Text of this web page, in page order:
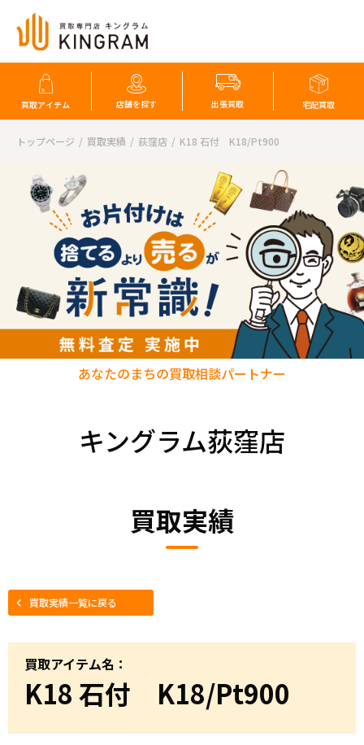
買取アイテム 店舗を探す 出張買取 宅配買取
トップページ 買取実績 荻窪店 K18 石付 K18/Pt900
キングラム荻窪店
あなたのまちの買取相談パートナー
買取実績
買取実績一覧に戻る
買取アイテム名：
K18 石付 K18/Pt900